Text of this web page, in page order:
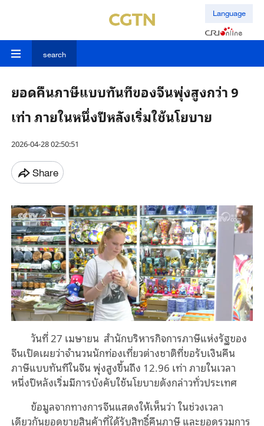
Language
search
ยอดคืนภาษีแบบทันทีของจีนพุ่งสูงกว่า 9
เท่า ภายในหนึ่งปีหลังเริ่มใช้นโยบาย
2026-04-28 02:50:51
Share
วันที่ 27 เมษายน สำนักบริหารกิจการภาษีแห่งรัฐของ
จีนเปิดเผยว่าจำนวนนักท่องเที่ยวต่างชาติที่ขอรับเงินคืน
ภาษีแบบทันทีในจีน พุ่งสูงขึ้นถึง 12.96 เท่า ภายในเวลา
หนึ่งปีหลังเริ่มมีการบังคับใช้นโยบายดังกล่าวทั่วประเทศ
ข้อมูลจากทางการจีนแสดงให้เห็นว่า ในช่วงเวลา
เดียวกันยอดขายสินค้าที่ได้รับสิทธิ์คืนภาษี และยอดรวมการ